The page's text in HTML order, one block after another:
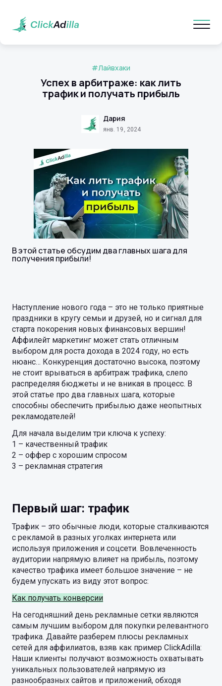
Успех в арбитраже: как лить
трафик и получать прибыль
#Лайвхаки
Дария
янв. 19, 2024
В этой статье обсудим два главных шага для
получения прибыли!
Наступление нового года – это не только приятные
праздники в кругу семьи и друзей, но и сигнал для
старта покорения новых финансовых вершин!
Аффилейт маркетинг может стать отличным
выбором для роста дохода в 2024 году, но есть
нюанс… Конкуренция достаточно высока, поэтому
не стоит врываться в арбитраж трафика, слепо
распределяя бюджеты и не вникая в процесс. В
этой статье про два главных шага, которые
способны обеспечить прибылью даже неопытных
рекламодателей!
Для начала выделим три ключа к успеху:
1 – качественный трафик
2 – оффер с хорошим спросом
3 – рекламная стратегия
Первый шаг: трафик
Трафик – это обычные люди, которые сталкиваются
с рекламой в разных уголках интернета или
используя приложения и соцсети. Вовлеченность
аудитории напрямую влияет на прибыль, поэтому
качество трафика имеет большое значение – не
будем упускать из виду этот вопрос:
Как получать конверсии
На сегодняшний день рекламные сетки являются
самым лучшим выбором для покупки релевантного
трафика. Давайте разберем плюсы рекламных
сетей для аффилиатов, взяв как пример ClickAdilla:
Наши клиенты получают возможность охватывать
уникальных пользователей напрямую из
разнообразных сайтов и приложений, обходя